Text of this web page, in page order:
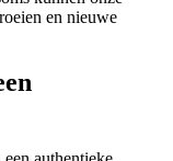
en nieuwe